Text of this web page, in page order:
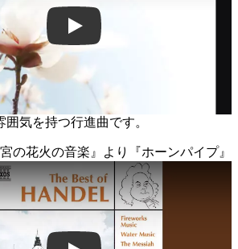
9Wd-KwthQ7s
気を持つ行進曲です。
の花火の音楽』より『ホーンパイプ』